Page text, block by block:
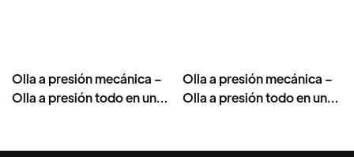
Olla a presión mecánica –
Olla a presión todo en uno,
Olla a presión mecánica –
Olla a presión todo en uno,